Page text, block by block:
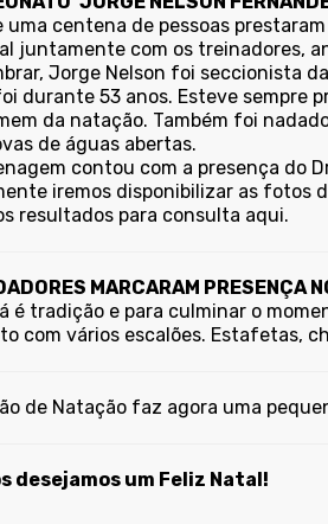
uma centena de pessoas
juntamente com os treinadores,
Jorge Nelson foi seccionista
durante 53 anos. Esteve sempre
da natação. Também foi
de águas abertas.
contou com a presença do
iremos disponibilizar as fotos
resultados para consulta aqui.
MARCARAM PRESENÇA
é tradição e para culminar o
com vários escalões. Estafetas,
de Natação faz agora uma
desejamos um Feliz Natal!